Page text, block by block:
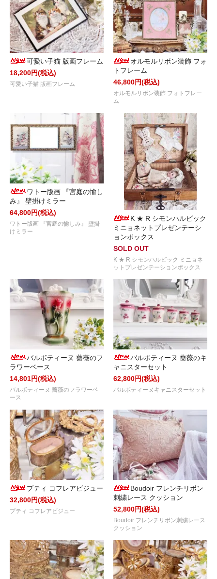
可愛い子猫 版画フレーム
18,200円(税込)
可愛い子猫 版画フレーム
オルモルリボン装飾 フォ
トフレーム
46,800円(税込)
オルモルリボン装飾 フォトフレー
ム
ワトー版画 『宮庭の愉し
み』 壁掛けミラー
64,800円(税込)
ワトー版画 『宮庭の愉しみ』 壁掛
けミラー
K ★ R シモンハルビック
ミニョネットプレゼンテーシ
ョンボックス
SOLD OUT
K ★ R シモンハルビック ミニョネ
ットプレゼンテーションボックス
バルボティーヌ 薔薇のフ
ラワーベース
14,801円(税込)
バルボティーヌ 薔薇のフラワーベ
ース
バルボティーヌ 薔薇のキ
ャニスターセット
62,800円(税込)
バルボティーヌキャニスターセット
プティ コフレアビジュー
32,800円(税込)
プティ コフレアビジュー
Boudoir フレンチリボン
刺繍レース クッション
52,800円(税込)
Boudoir フレンチリボン刺繍レース
クッション